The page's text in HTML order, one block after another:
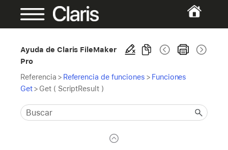
Ayuda de Claris FileMaker
Pro
Referencia > Referencia de funciones > Funciones
Get> Get ( ScriptResult )